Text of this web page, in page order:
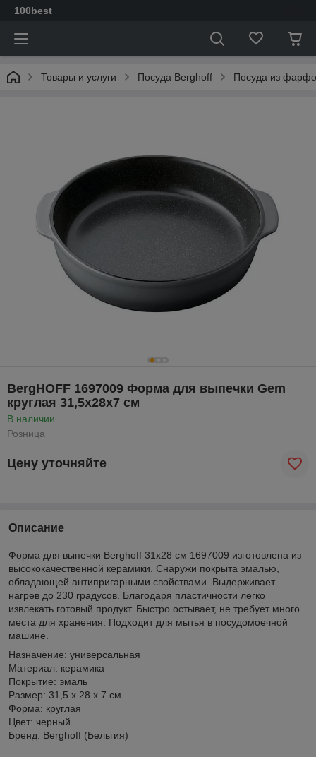
100best
Товары и услуги Посуда Berghoff Посуда из
BergHOFF 1697009 Форма для выпечки Gem
круглая 31,5х28х7 см
В наличии
Розница
Цену уточняйте
Описание
Форма для выпечки Berghoff 31х28 cм 1697009 изготовлена из
высококачественной керамики. Снаружи покрыта эмалью,
обладающей антипригарными свойствами. Выдерживает
нагрев до 230 градусов. Благодаря пластичности легко
извлекать готовый продукт. Быстро остывает, не требует много
места для хранения. Подходит для мытья в посудомоечной
машине.
Назначение: универсальная
Материал: керамика
Покрытие: эмаль
Размер: 31,5 х 28 х 7 см
Форма: круглая
Цвет: черный
Бренд: Berghoff (Бельгия)